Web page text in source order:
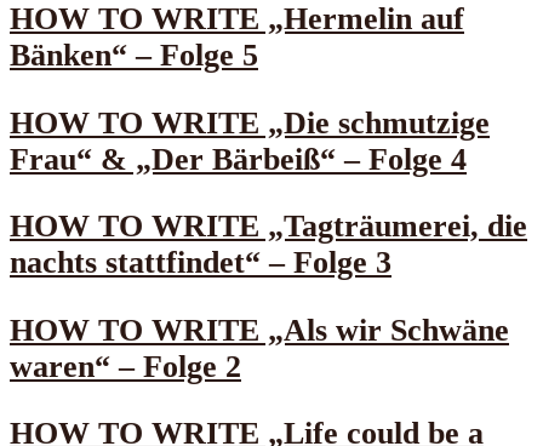
HOW TO WRITE „Hermelin auf
Bänken“ – Folge 5
HOW TO WRITE „Die schmutzige
Frau“ & „Der Bärbeiß“ – Folge 4
HOW TO WRITE „Tagträumerei, die
nachts stattfindet“ – Folge 3
HOW TO WRITE „Als wir Schwäne
waren“ – Folge 2
HOW TO WRITE „Life could be a